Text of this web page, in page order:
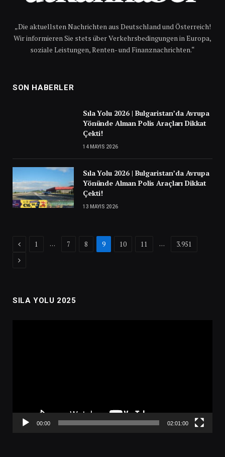
„Die aktuellsten Nachrichten aus Deutschland und Österreich!
Wir informieren Sie stets über Verkehrsbedingungen in Europa,
soziale Leistungen, Renten- und Finanznachrichten.“
SON HABERLER
Sıla Yolu 2026 | Bulgaristan’da Avrupa
Yönünde Alman Polis Araçları Dikkat
Çekti!
14 MAYIS 2026
Sıla Yolu 2026 | Bulgaristan’da Avrupa
Yönünde Alman Polis Araçları Dikkat
Çekti!
13 MAYIS 2026
Previous
1 … 7 8 9 10 11 … 3.951
Next
SILA YOLU 2025
00:00 02:01:00